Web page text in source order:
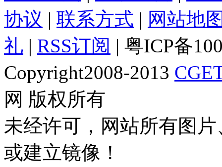
协议 | 联系方式 | 网站地
礼 | RSS订阅 | 粤ICP备
Copyright2008-2013
网 版权所有
未经许可，网站所有图
或建立镜像！